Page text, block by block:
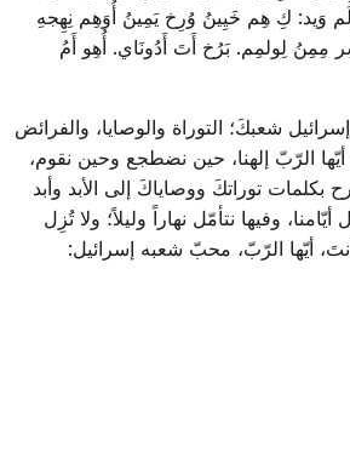
وَيد: كِ هِم خَيِينُ وُرِخ يَمِينُ أُوَهِم نِهِجهِ
مِمِنُ لِولمِم. بَرُخ أَتَ أَدُونَاي. أُهِو أَمُ
شعبكَ؛ التوراة والوصايا، والفرائض
أيّها الرّبّ إلهنا، حين نضطجع وحين نقوم،
بكلمات توراتكَ ووصاياكَ إلى الأبد وأبد
أيّامنا، وفيها نتأمّل نهاراً وليلاً؛ ولا تُزِل
أيّها الرّبّ، محبّ شعبه إسرائيل: